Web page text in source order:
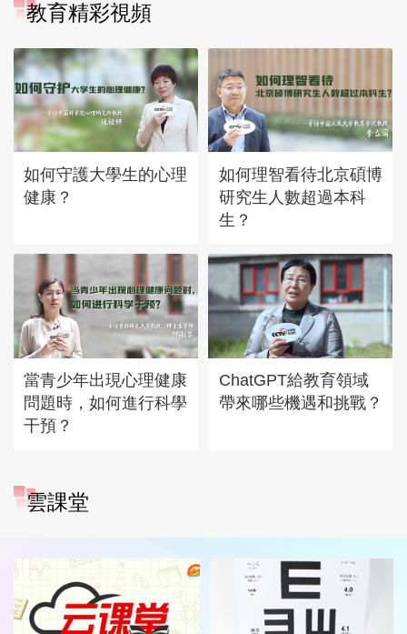
教育精彩視頻
如何守護大學生的心理
健康？
如何理智看待北京碩博
研究生人數超過本科
生？
當青少年出現心理健康
問題時，如何進行科學
干預？
ChatGPT給教育領域
帶來哪些機遇和挑戰？
雲課堂